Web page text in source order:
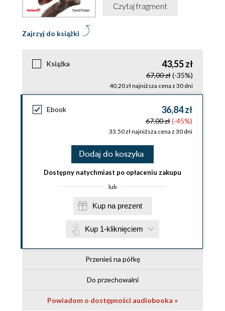
Zajrzyj do książki
Czytaj fragment
Książka 43,55 zł
67,00 zł(-35%)
40,20 zł najniższa cena z 30 dni
Ebook 36,84 zł
67,00 zł(-45%)
33,50 zł najniższa cena z 30 dni
Dodaj do koszyka
Dostępny natychmiast po opłaceniu zakupu
lub
Kup na prezent
Kup 1-kliknięciem
Przenieś na półkę
Do przechowalni
Powiadom o dostępności audiobooka »